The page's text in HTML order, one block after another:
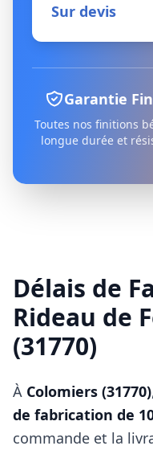
Sur devis
Garantie
Toutes nos finitions
longue durée et
Délais de
Rideau de
(31770)
À Colomiers (31770)
de fabrication de
commande et la